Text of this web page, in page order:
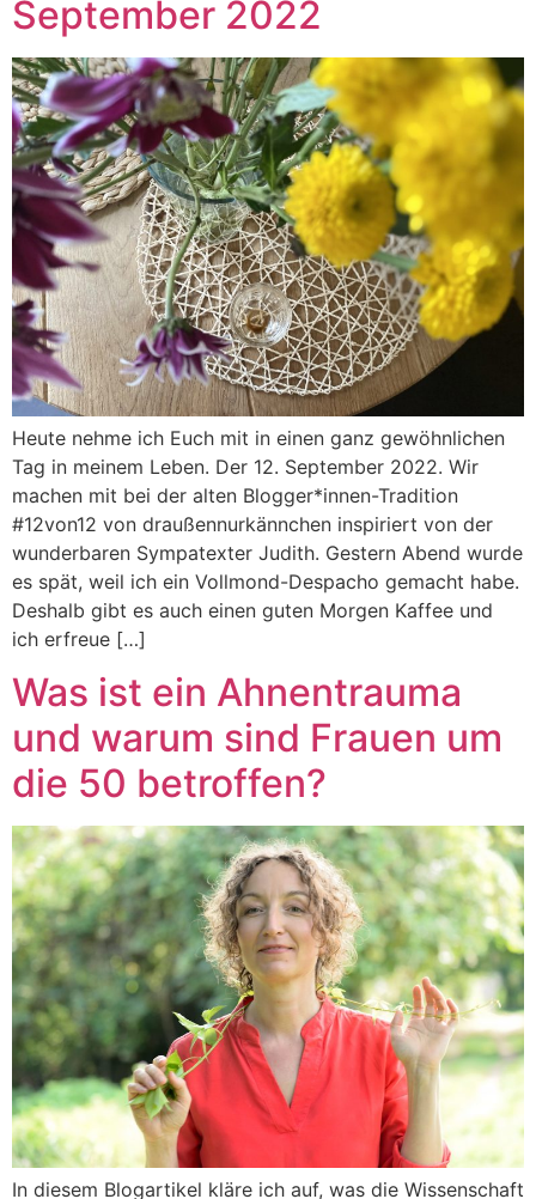
September 2022
Heute nehme ich Euch mit in einen ganz gewöhnlichen
Tag in meinem Leben. Der 12. September 2022. Wir
machen mit bei der alten Blogger*innen-Tradition
#12von12 von draußennurkännchen inspiriert von der
wunderbaren Sympatexter Judith. Gestern Abend wurde
es spät, weil ich ein Vollmond-Despacho gemacht habe.
Deshalb gibt es auch einen guten Morgen Kaffee und
ich erfreue […]
Was ist ein Ahnentrauma
und warum sind Frauen um
die 50 betroffen?
In diesem Blogartikel kläre ich auf, was die Wissenschaft